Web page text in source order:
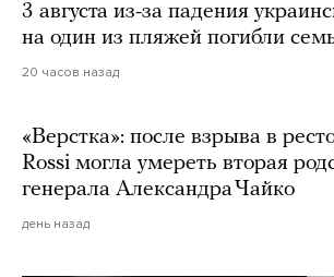
3 августа из-за падения
на один из пляжей погибли
20 часов назад
«Верстка»: после взрыва в
Rossi могла умереть вторая
генерала Александра Чайко
день назад